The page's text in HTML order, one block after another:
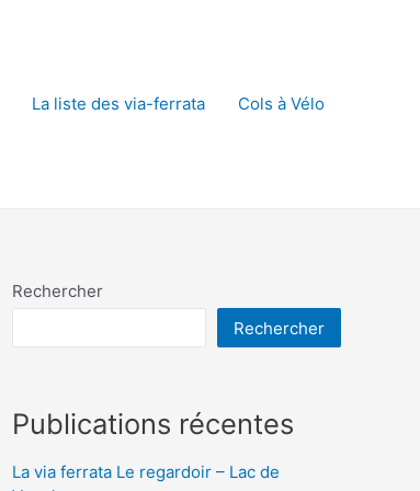
La liste des via-ferrata Cols à Vélo
Rechercher
Rechercher
Publications récentes
La via ferrata Le regardoir – Lac de